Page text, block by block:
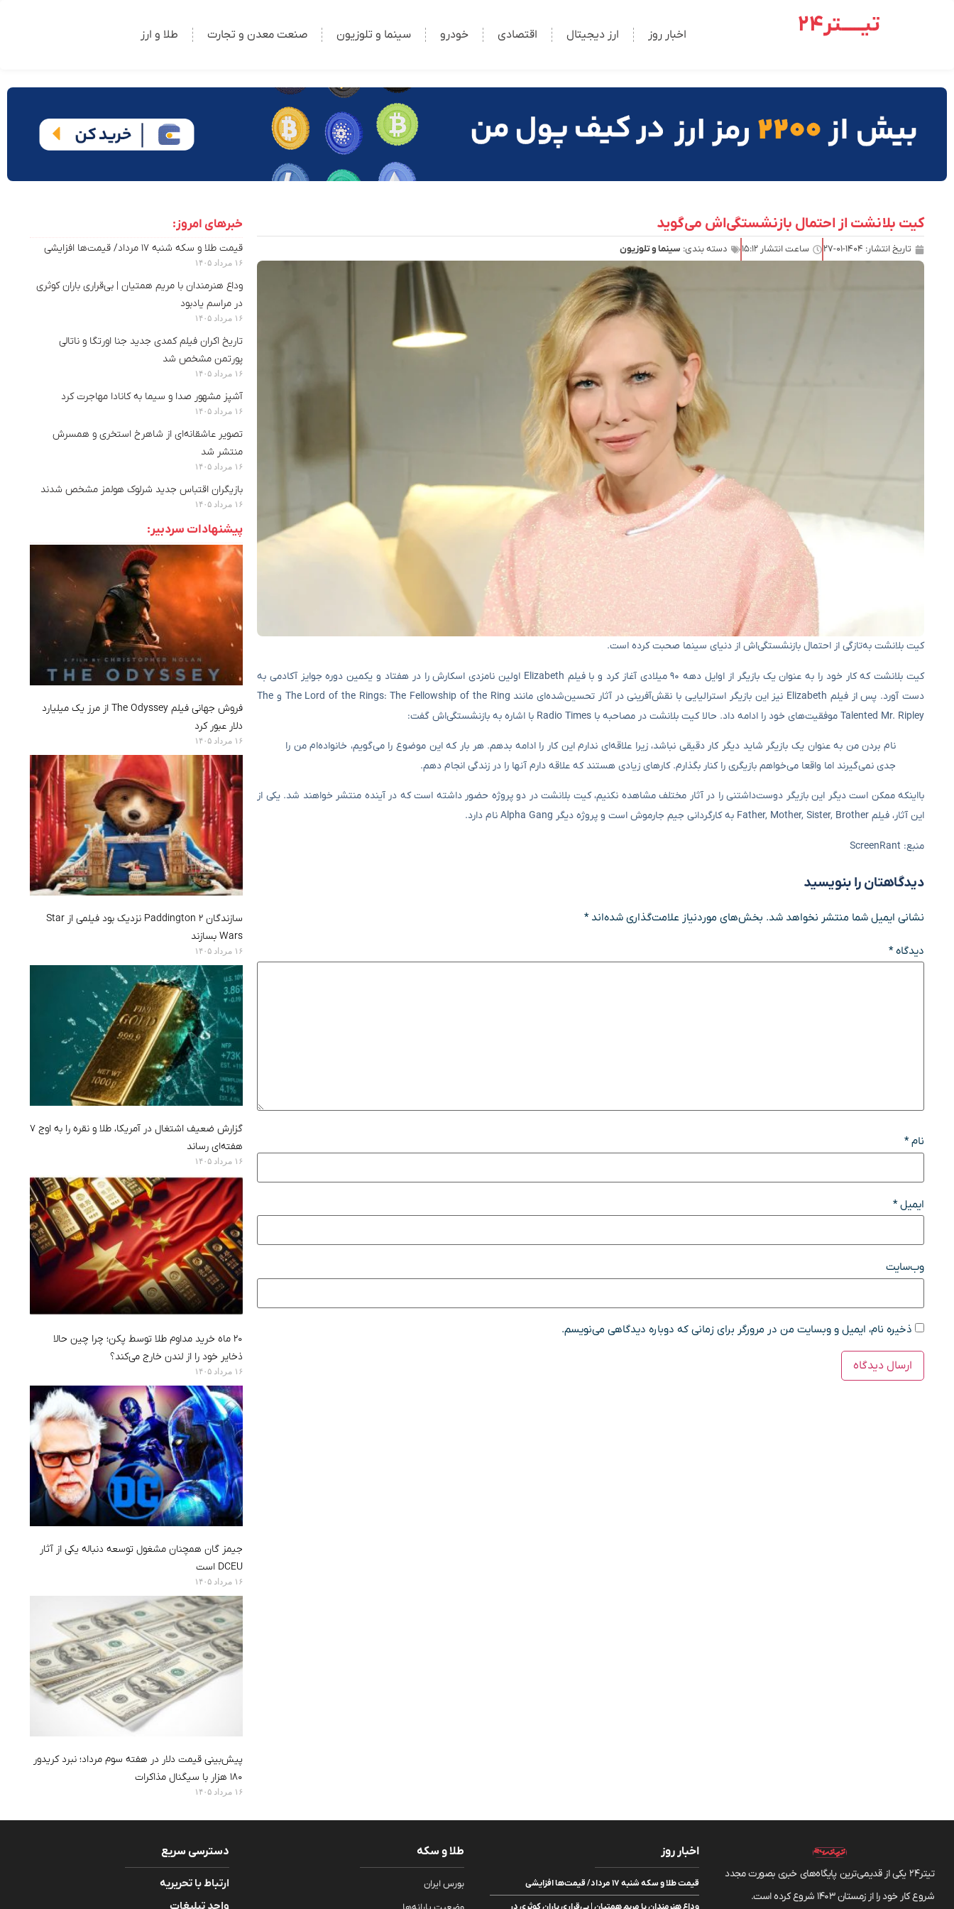
تیـــــتر24 اخبار روز ارز دیجیتال اقتصادی خودرو سینما و تلوزیون صنعت معدن و تجارت طلا و ارز
کیت بلانشت از احتمال بازنشستگی‌اش می‌گوید
تاریخ انتشار: ۱۴۰۴-۰۱-۲۷ ساعت انتشار ۱۵:۱۲ دسته بندی: سینما و تلوزیون
کیت بلانشت به‌تازگی از احتمال بازنشستگی‌اش از دنیای سینما صحبت کرده است.
کیت بلانشت که کار خود را به عنوان یک بازیگر از اوایل دهه ۹۰ میلادی آغاز کرد و با فیلم Elizabeth اولین نامزدی اسکارش را در هفتاد و یکمین دوره جوایز آکادمی به
دست آورد. پس از فیلم Elizabeth نیز این بازیگر استرالیایی با نقش‌آفرینی در آثار تحسین‌شده‌ای مانند The Lord of the Rings: The Fellowship of the Ring و The
Talented Mr. Ripley موفقیت‌های خود را ادامه داد. حالا کیت بلانشت در مصاحبه با Radio Times با اشاره به بازنشستگی‌اش گفت:
نام بردن من به عنوان یک بازیگر شاید دیگر کار دقیقی نباشد، زیرا علاقه‌ای ندارم این کار را ادامه بدهم. هر بار که این موضوع را می‌گویم، خانواده‌ام من را
جدی نمی‌گیرند اما واقعا می‌خواهم بازیگری را کنار بگذارم. کارهای زیادی هستند که علاقه دارم آنها را در زندگی انجام دهم.
بااینکه ممکن است دیگر این بازیگر دوست‌داشتنی را در آثار مختلف مشاهده نکنیم، کیت بلانشت در دو پروژه حضور داشته است که در آینده منتشر خواهند شد. یکی از
این آثار، فیلم Father, Mother, Sister, Brother به کارگردانی جیم جارموش است و پروژه دیگر Alpha Gang نام دارد.
منبع: ScreenRant
دیدگاهتان را بنویسید
نشانی ایمیل شما منتشر نخواهد شد. بخش‌های موردنیاز علامت‌گذاری شده‌اند*
دیدگاه*
نام*
ایمیل*
وب‌سایت
ذخیره نام، ایمیل و وبسایت من در مرورگر برای زمانی که دوباره دیدگاهی می‌نویسم.
خبرهای امروز:
قیمت طلا و سکه شنبه ۱۷ مرداد/ قیمت‌ها افزایشی
۱۶ مرداد ۱۴۰۵
وداع هنرمندان با مریم همتیان | بی‌قراری باران کوثری
در مراسم یادبود
۱۶ مرداد ۱۴۰۵
تاریخ اکران فیلم کمدی جدید جنا اورتگا و ناتالی
پورتمن مشخص شد
۱۶ مرداد ۱۴۰۵
آشپز مشهور صدا و سیما به کانادا مهاجرت کرد
۱۶ مرداد ۱۴۰۵
تصویر عاشقانه‌ای از شاهرخ استخری و همسرش
منتشر شد
۱۶ مرداد ۱۴۰۵
بازیگران اقتباس جدید شرلوک هولمز مشخص شدند
۱۶ مرداد ۱۴۰۵
پیشنهادات سردبیر:
فروش جهانی فیلم The Odyssey از مرز یک میلیارد
دلار عبور کرد
۱۶ مرداد ۱۴۰۵
سازندگان Paddington 2 نزدیک بود فیلمی از Star
Wars بسازند
۱۶ مرداد ۱۴۰۵
گزارش ضعیف اشتغال در آمریکا، طلا و نقره را به اوج ۷
هفته‌ای رساند
۱۶ مرداد ۱۴۰۵
۲۰ ماه خرید مداوم طلا توسط پکن؛ چرا چین حالا
ذخایر خود را از لندن خارج می‌کند؟
۱۶ مرداد ۱۴۰۵
جیمز گان همچنان مشغول توسعه دنباله یکی از آثار
DCEU است
۱۶ مرداد ۱۴۰۵
پیش‌بینی قیمت دلار در هفته سوم مرداد؛ نبرد کریدور
۱۸۰ هزار با سیگنال مذاکرات
۱۶ مرداد ۱۴۰۵
تیتر24 یکی از قدیمی‌ترین پایگاه‌های خبری بصورت مجدد
شروع کار خود را از زمستان 1403 شروع کرده است.
اخبار روز
قیمت طلا و سکه شنبه ۱۷ مرداد/ قیمت‌ها افزایشی
طلا و سکه
بورس ایران
دسترسی سریع
ارتباط با تحریریه